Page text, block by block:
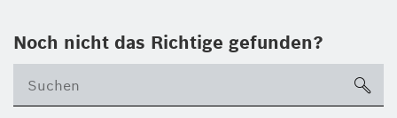
Noch nicht das Richtige gefunden?